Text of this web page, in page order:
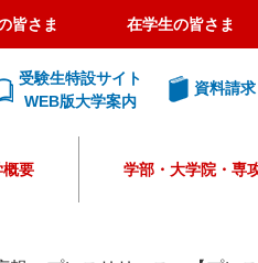
皆さま 在学生の皆さま
受験生特設サイト
WEB版大学案内
資料請求
概要 学部・大学院・専